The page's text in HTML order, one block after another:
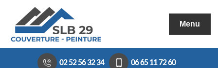
Menu
02 52 56 32 34 06 65 11 72 60